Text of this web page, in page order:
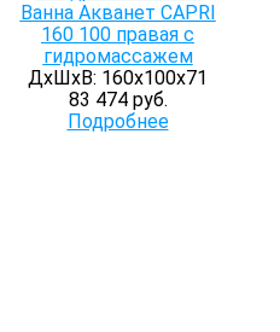
Ванна Акванет CAPRI
160 100 правая с
гидромассажем
ДхШхВ: 160х100х71
83 474 руб.
Подробнее